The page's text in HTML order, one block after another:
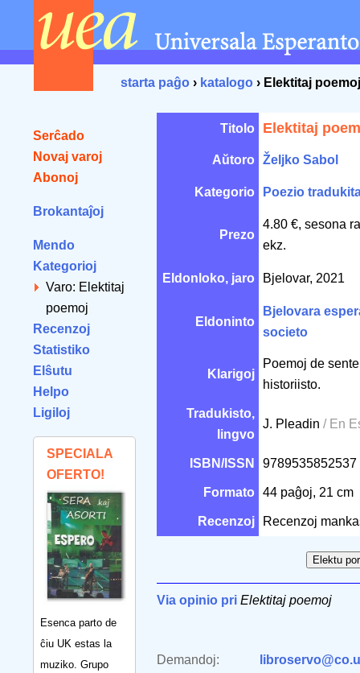
starta paĝo › katalogo › Elektitaj poemoj
Serĉado
Novaj varoj
Abonoj
Brokantaĵoj
Mendo
Kategorioj
Varo: Elektitaj
poemoj
Recenzoj
Statistiko
Elŝutu
Helpo
Ligiloj
SPECIALA
OFERTO!
Esenca parto de
ĉiu UK estas la
muziko. Grupo
Titolo Elektitaj
Aŭtoro Željko Sabol
Kategorio Poezio
Prezo
4.80 €, sesona
ekz.
Eldonloko, jaro Bjelovar, 2021
Eldoninto
Bjelovara
societo
Klarigoj
Poemoj de
historiisto.
Tradukisto,
lingvo
J. Pleadin / En
ISBN/ISSN 9789535852537
Formato 44 paĝoj, 21 cm
Recenzoj Recenzoj
Via opinio pri Elektitaj poemoj
Demandoj: